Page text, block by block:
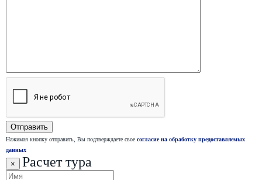
Нажимая кнопку отправить, Вы подтверждаете свое согласие на обработку предоставляемых
данных
× Расчет тура